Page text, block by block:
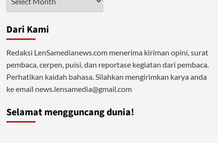
Dari Kami
Redaksi LenSamedianews.com menerima kiriman opini, surat
pembaca, cerpen, puisi, dan reportase kegiatan dari pembaca.
Perhatikan kaidah bahasa. Silahkan mengirimkan karya anda
ke email news.lensamedia@gmail.com
Selamat mengguncang dunia!